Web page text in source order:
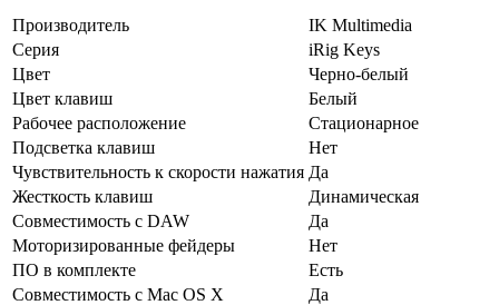
Производитель
IK Multimedia
Серия
iRig Keys
Цвет
Черно-белый
Цвет клавиш
Белый
Рабочее расположение
Стационарное
Подсветка клавиш
Нет
Чувствительность к скорости нажатия Да
Жесткость клавиш
Динамическая
Совместимость с DAW
Да
Моторизированные фейдеры
Нет
ПО в комплекте
Есть
Совместимость с Mac OS X
Да